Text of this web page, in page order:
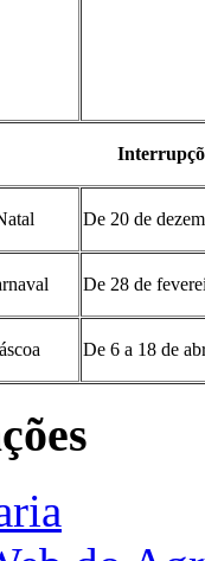
De 20 de
De 28 de
De 6 a 18 de